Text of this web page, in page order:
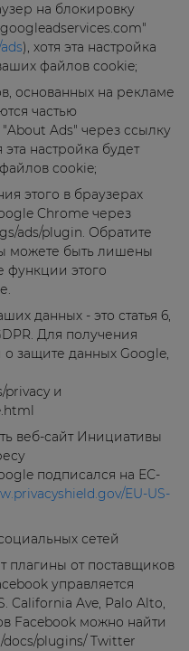
на блокировку
), хотя эта настройка
файлов cookie;
основанных на рекламе
частью
Ads" через ссылку
настройка будет
cookie;
этого в браузерах
Chrome через
ads/plugin. Обратите
можете быть лишены
функции этого
данных - это статья 6,
Для получения
защите данных Google,
и
веб-сайт Инициативы
подписался на ЕС-
EU-US-
сетей
плагины от поставщиков
управляется
California Ave, Palo Alto,
Facebook можно найти
docs/plugins/ Twitter